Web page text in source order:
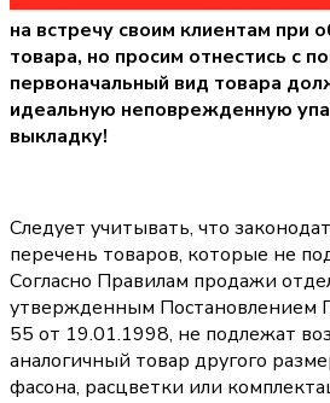
на встречу своим клиентам при
товара, но просим отнестись с
первоначальный вид товара
идеальную неповрежденную
выкладку!
Следует учитывать, что
перечень товаров, которые не
Согласно Правилам продажи
утвержденным Постановлением
55 от 19.01.1998, не подлежат
аналогичный товар другого
фасона, расцветки или